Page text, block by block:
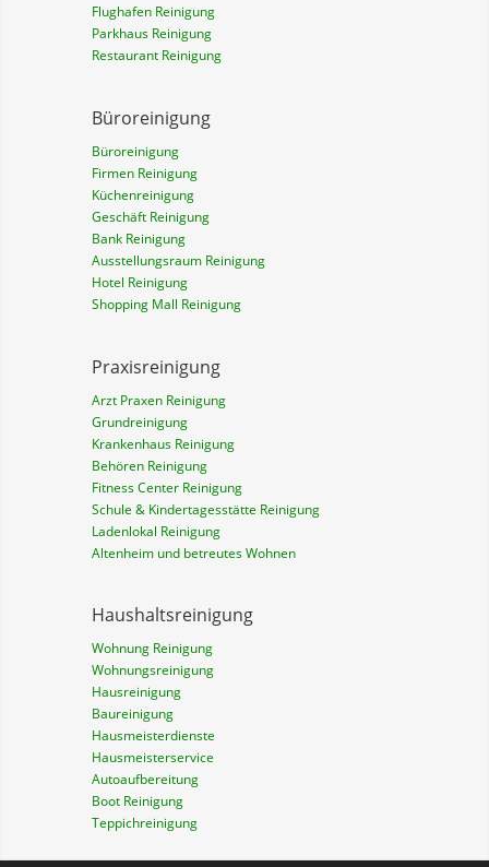
Flughafen Reinigung
Parkhaus Reinigung
Restaurant Reinigung
Büroreinigung
Büroreinigung
Firmen Reinigung
Küchenreinigung
Geschäft Reinigung
Bank Reinigung
Ausstellungsraum Reinigung
Hotel Reinigung
Shopping Mall Reinigung
Praxisreinigung
Arzt Praxen Reinigung
Grundreinigung
Krankenhaus Reinigung
Behören Reinigung
Fitness Center Reinigung
Schule & Kindertagesstätte Reinigung
Ladenlokal Reinigung
Altenheim und betreutes Wohnen
Haushaltsreinigung
Wohnung Reinigung
Wohnungsreinigung
Hausreinigung
Baureinigung
Hausmeisterdienste
Hausmeisterservice
Autoaufbereitung
Boot Reinigung
Teppichreinigung